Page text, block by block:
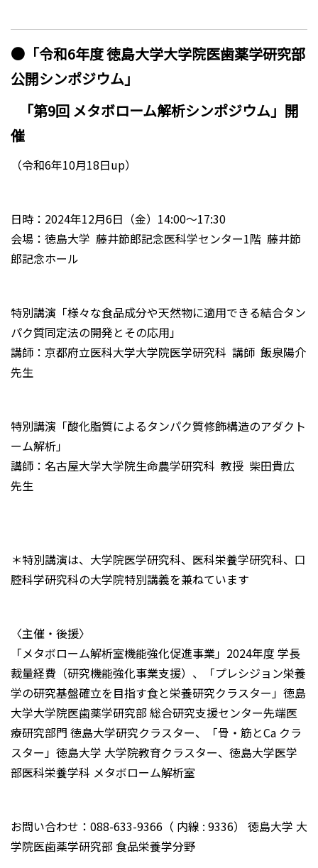
●「令和6年度 徳島大学大学院医歯薬学研究部
公開シンポジウム」
「第9回 メタボローム解析シンポジウム」開
催
（令和6年10月18日up）
日時：2024年12月6日（金）14:00～17:30
会場：徳島大学 藤井節郎記念医科学センター1階 藤井節
郎記念ホール
特別講演「様々な食品成分や天然物に適用できる結合タン
パク質同定法の開発とその応用」
講師：京都府立医科大学大学院医学研究科 講師 飯泉陽介
先生
特別講演「酸化脂質によるタンパク質修飾構造のアダクト
ーム解析」
講師：名古屋大学大学院生命農学研究科 教授 柴田貴広
先生
＊特別講演は、大学院医学研究科、医科栄養学研究科、口
腔科学研究科の大学院特別講義を兼ねています
〈主催・後援〉
「メタボローム解析室機能強化促進事業」2024年度 学長
裁量経費（研究機能強化事業支援）、「プレシジョン栄養
学の研究基盤確立を目指す食と栄養研究クラスター」徳島
大学大学院医歯薬学研究部 総合研究支援センター先端医
療研究部門 徳島大学研究クラスター、「骨・筋とCa クラ
スター」徳島大学 大学院教育クラスター、徳島大学医学
部医科栄養学科 メタボローム解析室
お問い合わせ：088-633-9366（ 内線 : 9336） 徳島大学 大
学院医歯薬学研究部 食品栄養学分野